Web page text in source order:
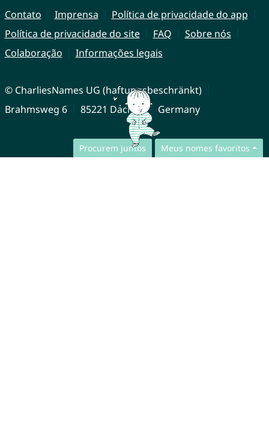
Procurem juntos Meus nomes favoritos
Contato Imprensa
Política de privacidade do app
Política de privacidade do site
FAQ
Sobre nós
Colaboração
Informações legais
© CharliesNames UG (haftungsbeschränkt)
Brahmsweg 6
85221 Dachau Germany